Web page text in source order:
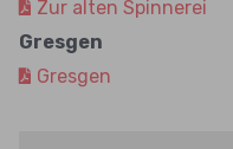
Zur alten Spinnerei
Gresgen
Gresgen